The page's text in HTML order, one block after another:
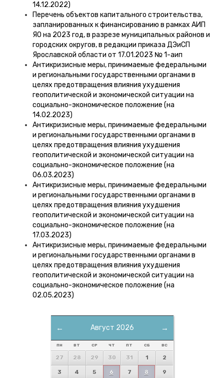
14.12.2022)
Перечень объектов капитального строительства,
запланированных к финансированию в рамках АИП
ЯО на 2023 год, в разрезе муниципальных районов и
городских округов, в редакции приказа ДЭиСП
Ярославской области от 17.01.2023 № 1-аип
Антикризисные меры, принимаемые федеральными
и региональными государственными органами в
целях предотвращения влияния ухудшения
геополитической и экономической ситуации на
социально-экономическое положение (на
14.02.2023)
Антикризисные меры, принимаемые федеральными
и региональными государственными органами в
целях предотвращения влияния ухудшения
геополитической и экономической ситуации на
социально-экономическое положение (на
06.03.2023)
Антикризисные меры, принимаемые федеральными
и региональными государственными органами в
целях предотвращения влияния ухудшения
геополитической и экономической ситуации на
социально-экономическое положение (на
17.03.2023)
Антикризисные меры, принимаемые федеральными
и региональными государственными органами в
целях предотвращения влияния ухудшения
геополитической и экономической ситуации на
социально-экономическое положение (на
02.05.2023)
← →
Август 2026
ПН ВТ СР ЧТ ПТ СБ ВС
27 28 29 30 31 1 2
3 4 5 6 7 8 9